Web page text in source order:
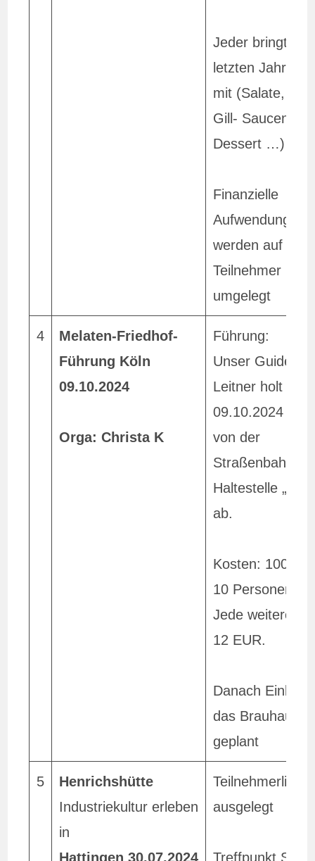
Jeder bringt
letzten Jahr
mit (Salate,
Gill- Saucen,
Dessert …)
Finanzielle
Aufwendungen
werden auf die
Teilnehmer
umgelegt
4
Melaten-Friedhof-
Führung Köln
09.10.2024
Orga: Christa K
Führung:
Unser Guide
Leitner holt uns
09.10.2024 12
von der
Straßenbahn-
Haltestelle
ab.
Kosten: 100
10
Jede weitere
12 EUR.
Danach
das Brauhaus
geplant
5
Henrichshütte
Industriekultur erleben
in
Hattingen 30.07.2024
Teilnehmerliste
ausgelegt
Treffpunkt SGL